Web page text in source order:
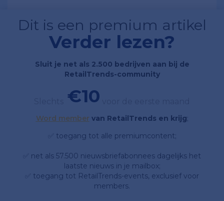
Dit is een premium artikel
Verder lezen?
Sluit je net als 2.500 bedrijven aan bij de
RetailTrends-community
€10
Word member van RetailTrends en krijg;
✅ toegang tot alle premiumcontent;
✅ net als 57.500 nieuwsbriefabonnees dagelijks het
laatste nieuws in je mailbox;
✅ toegang tot RetailTrends-events, exclusief voor
members.